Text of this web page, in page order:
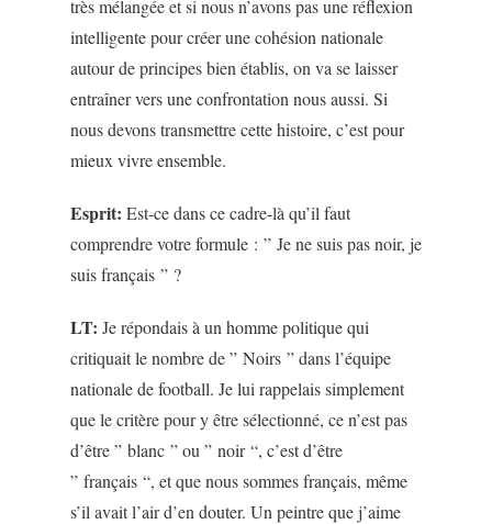
très mélangée et si nous n’avons pas une réflexion
intelligente pour créer une cohésion nationale
autour de principes bien établis, on va se laisser
entraîner vers une confrontation nous aussi. Si
nous devons transmettre cette histoire, c’est pour
mieux vivre ensemble.
Esprit: Est-ce dans ce cadre-là qu’il faut
comprendre votre formule : ” Je ne suis pas noir, je
suis français ” ?
LT: Je répondais à un homme politique qui
critiquait le nombre de ” Noirs ” dans l’équipe
nationale de football. Je lui rappelais simplement
que le critère pour y être sélectionné, ce n’est pas
d’être ” blanc ” ou ” noir “, c’est d’être
” français “, et que nous sommes français, même
s’il avait l’air d’en douter. Un peintre que j’aime